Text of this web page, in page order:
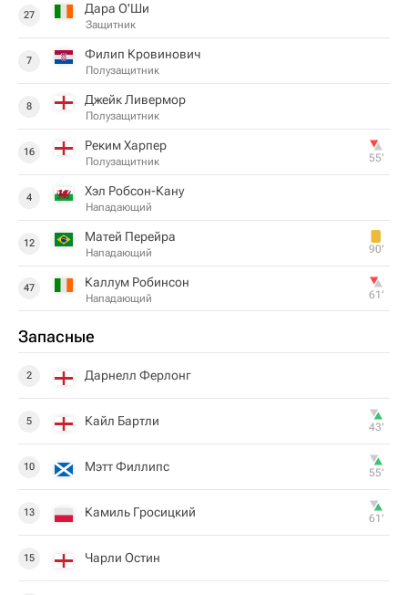
27 Дара О'Ши
Защитник
7 Филип Кровинович
Полузащитник
8 Джейк Ливермор
Полузащитник
16 Реким Харпер
Полузащитник 55‎’‎
4 Хэл Робсон-Кану
Нападающий
12 Матей Перейра
Нападающий 90‎’‎
47 Каллум Робинсон
Нападающий 61‎’‎
Запасные
2 Дарнелл Ферлонг
5 Кайл Бартли 43‎’‎
10 Мэтт Филлипс 55‎’‎
13 Камиль Гросицкий 61‎’‎
15 Чарли Остин